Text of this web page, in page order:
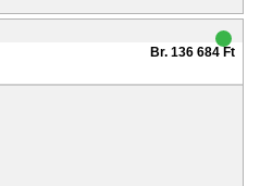
Br. 136 684 Ft